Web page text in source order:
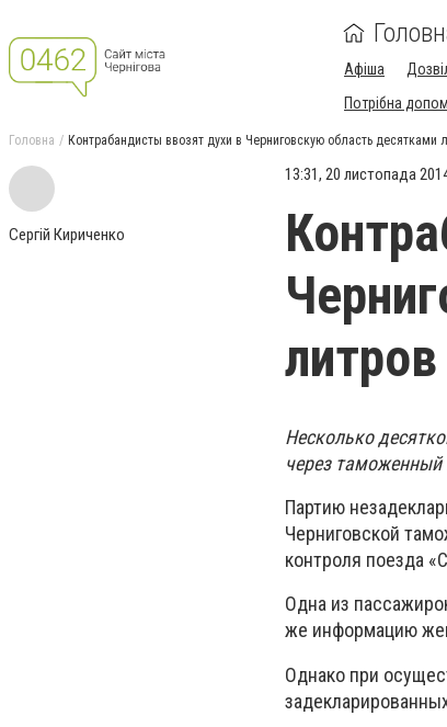
Афіша
Потрібна
Головна Контрабандисты ввозят духи в Черниговскую область десятками
Сергій Кириченко
13:31, 20 листопада
литров
Несколько
через таможенный
Партию
Черниговской
контроля поезда
Одна из
же информацию
Однако при